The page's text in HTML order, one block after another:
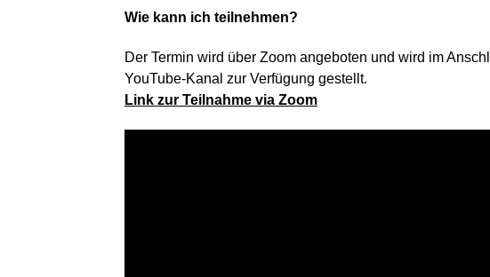
Wie kann ich teilnehmen?
Der Termin wird über Zoom angeboten und wird im
YouTube-Kanal zur Verfügung gestellt.
Link zur Teilnahme via Zoom